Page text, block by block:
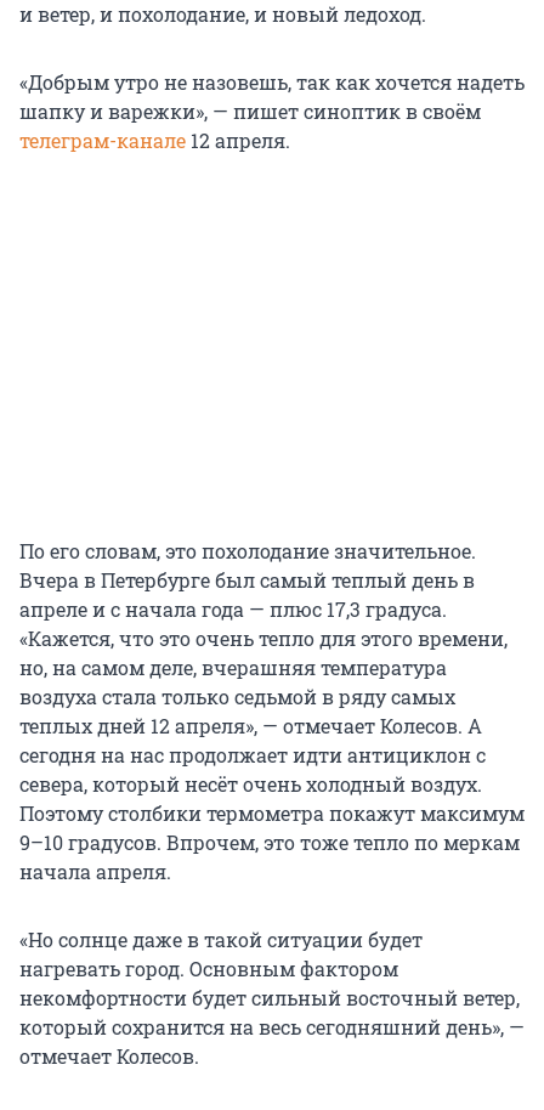
и ветер, и похолодание, и новый ледоход.
«Добрым утро не назовешь, так как хочется надеть
шапку и варежки», — пишет синоптик в своём
телеграм-канале 12 апреля.
По его словам, это похолодание значительное.
Вчера в Петербурге был самый теплый день в
апреле и с начала года — плюс 17,3 градуса.
«Кажется, что это очень тепло для этого времени,
но, на самом деле, вчерашняя температура
воздуха стала только седьмой в ряду самых
теплых дней 12 апреля», — отмечает Колесов. А
сегодня на нас продолжает идти антициклон с
севера, который несёт очень холодный воздух.
Поэтому столбики термометра покажут максимум
9–10 градусов. Впрочем, это тоже тепло по меркам
начала апреля.
«Но солнце даже в такой ситуации будет
нагревать город. Основным фактором
некомфортности будет сильный восточный ветер,
который сохранится на весь сегодняшний день», —
отмечает Колесов.